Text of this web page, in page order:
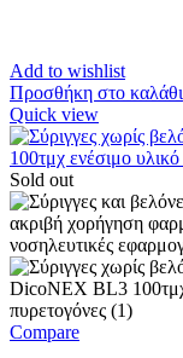
Add to wishlist
Προσθήκη στο καλάθι
Quick view
Sold out
Compare